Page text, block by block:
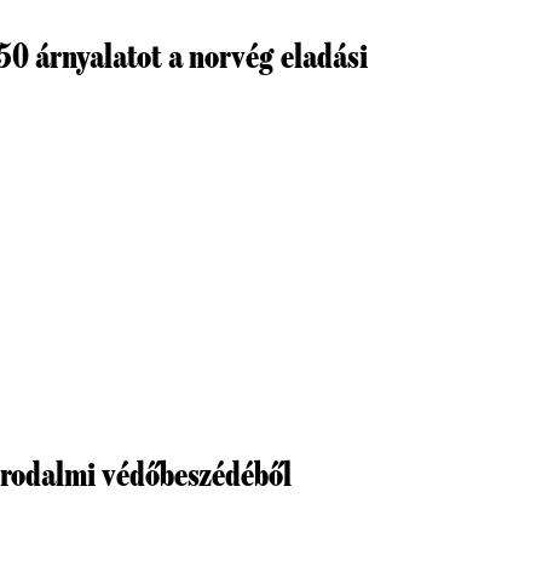
árnyalatot a norvég eladási
védőbeszédéből